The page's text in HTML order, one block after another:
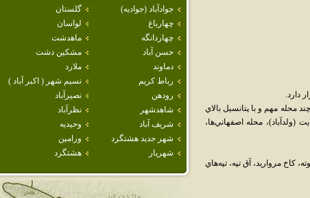
جوادآباد (جواديه)
گلستان
چهارباغ
لواسان
چهاردانگه
ماهدشت
حسن آباد
مشكين دشت
دماوند
ملارد
رباط كريم
نسيم شهر ( اكبر آباد )
رودهن
نصيرآباد
شاهدشهر
نظرآباد
شريف آباد
وحيديه
شهر جديد هشتگرد
ورامين
شهريار
هشتگرد
دارد.
مهم و با پتانسيل بالاي
محله اصفهاني‌ها،
کاخ مرواريد، آق تپه، تپه‌هاي